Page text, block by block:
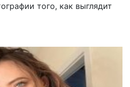
того, как выглядит